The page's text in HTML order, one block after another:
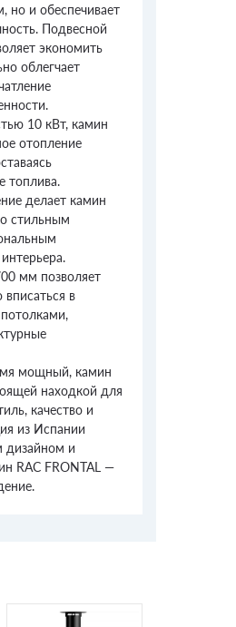
но и обеспечивает
Подвесной
экономить
облегчает
10 кВт, камин
отопление
топлива.
делает камин
стильным
мм позволяет
в
мощный, камин
находкой для
качество и
из Испании
дизайном и
RAC FRONTAL —